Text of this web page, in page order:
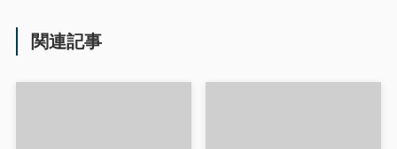
関連記事